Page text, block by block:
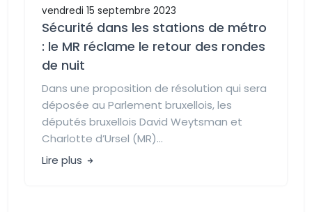
vendredi 15 septembre 2023
Sécurité dans les stations de métro
: le MR réclame le retour des rondes
de nuit
Dans une proposition de résolution qui sera
déposée au Parlement bruxellois, les
députés bruxellois David Weytsman et
Charlotte d’Ursel (MR)...
Lire plus